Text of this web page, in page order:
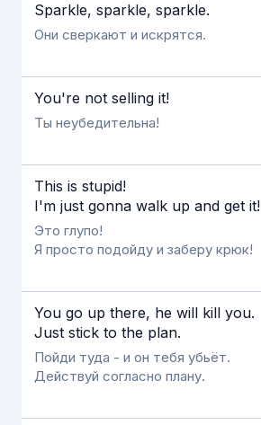
Sparkle, sparkle, sparkle.
Они сверкают и искрятся.
You're not selling it!
Ты неубедительна!
This is stupid!
I'm just gonna walk up and get it!
Это глупо!
Я просто подойду и заберу крюк!
You go up there, he will kill you.
Just stick to the plan.
Пойди туда - и он тебя убьёт.
Действуй согласно плану.